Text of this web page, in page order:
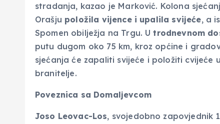
stradanja, kazao je Marković. Kolona
Orašju položila vijence i upalila svijeće, a
Spomen obilježja na Trgu. Utrodnevnom
putu dugom oko 75 km, kroz općine i
sjećanja će zapaliti svijeće i položiti cvijeće
branitelje.
Poveznica sa Domaljevcom
Joso Leovac-Los, svojedobno zapovjednik